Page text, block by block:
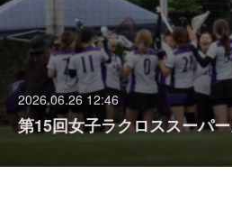
2026.06.26 12:46
第15回女子ラクロススーパ